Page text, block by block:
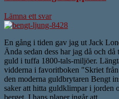
Lämna ett svar
En gång i tiden gav jag ut Jack
Ända sedan dess har jag då och
guld i tuffa 1800-tals-miljöer.
vidderna i favoritboken "Skriet
den moderna guldbrytaren Bengt
saker att hitta guldklimpar i jorden